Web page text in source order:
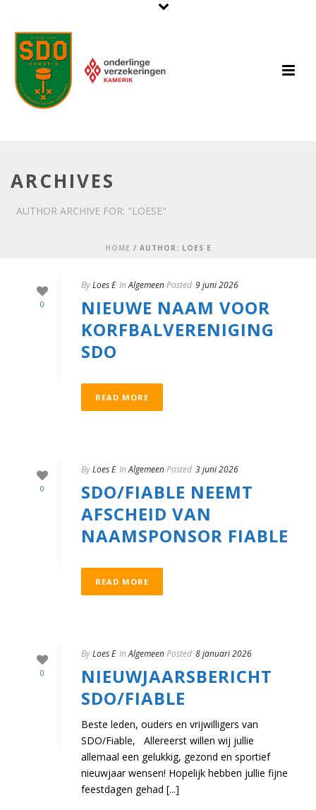
ARCHIVES
AUTHOR ARCHIVE FOR: "LOESE"
HOME / AUTHOR: LOES E
0
ByLoes E InAlgemeenPosted 9 juni 2026
NIEUWE NAAM VOOR
KORFBALVERENIGING
SDO
READ MORE
0
ByLoes E InAlgemeenPosted 3 juni 2026
SDO/FIABLE NEEMT
AFSCHEID VAN
NAAMSPONSOR FIABLE
READ MORE
0
ByLoes E InAlgemeenPosted 8 januari 2026
NIEUWJAARSBERICHT
SDO/FIABLE
Beste leden, ouders en vrijwilligers van
SDO/Fiable, Allereerst willen wij jullie
allemaal een gelukkig, gezond en sportief
nieuwjaar wensen! Hopelijk hebben jullie fijne
feestdagen gehad [...]